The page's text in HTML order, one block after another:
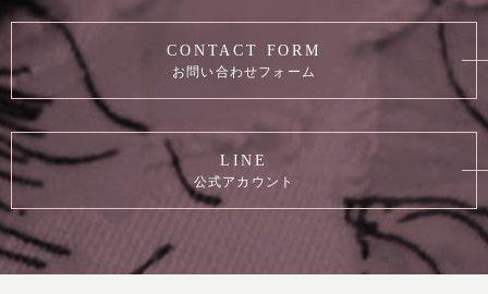
CONTACT FORM
お問い合わせフォーム
LINE
公式アカウント